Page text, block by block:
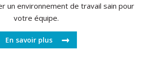
un environnement de travail sain pour
votre équipe.
En savoir plus